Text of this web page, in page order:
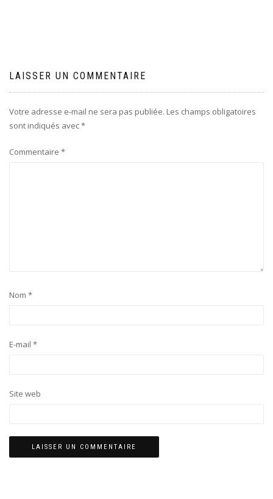
LAISSER UN COMMENTAIRE
Votre adresse e-mail ne sera pas publiée. Les champs obligatoires
sont indiqués avec*
Commentaire *
Nom *
E-mail *
Site web